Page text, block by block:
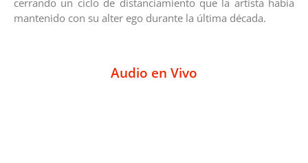
mantenido con su alter ego durante la última década.
Audio en Vivo